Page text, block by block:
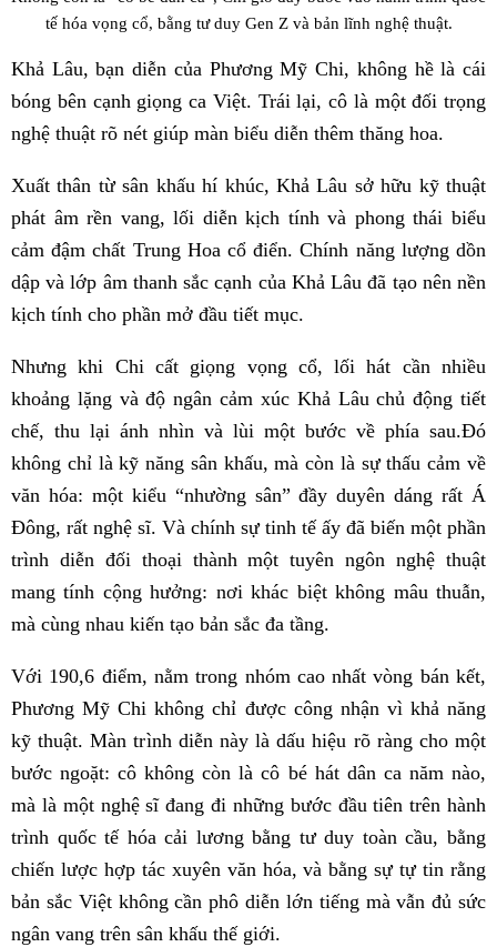
tế hóa vọng cổ, bằng tư duy Gen Z và bản lĩnh nghệ thuật.
Khả Lâu, bạn diễn của Phương Mỹ Chi, không hề là cái
bóng bên cạnh giọng ca Việt. Trái lại, cô là một đối trọng
nghệ thuật rõ nét giúp màn biểu diễn thêm thăng hoa.
Xuất thân từ sân khấu hí khúc, Khả Lâu sở hữu kỹ thuật
phát âm rền vang, lối diễn kịch tính và phong thái biểu
cảm đậm chất Trung Hoa cổ điển. Chính năng lượng dồn
dập và lớp âm thanh sắc cạnh của Khả Lâu đã tạo nên nền
kịch tính cho phần mở đầu tiết mục.
Nhưng khi Chi cất giọng vọng cổ, lối hát cần nhiều
khoảng lặng và độ ngân cảm xúc Khả Lâu chủ động tiết
chế, thu lại ánh nhìn và lùi một bước về phía sau.Đó
không chỉ là kỹ năng sân khấu, mà còn là sự thấu cảm về
văn hóa: một kiểu “nhường sân” đầy duyên dáng rất Á
Đông, rất nghệ sĩ. Và chính sự tinh tế ấy đã biến một phần
trình diễn đối thoại thành một tuyên ngôn nghệ thuật
mang tính cộng hưởng: nơi khác biệt không mâu thuẫn,
mà cùng nhau kiến tạo bản sắc đa tầng.
Với 190,6 điểm, nằm trong nhóm cao nhất vòng bán kết,
Phương Mỹ Chi không chỉ được công nhận vì khả năng
kỹ thuật. Màn trình diễn này là dấu hiệu rõ ràng cho một
bước ngoặt: cô không còn là cô bé hát dân ca năm nào,
mà là một nghệ sĩ đang đi những bước đầu tiên trên hành
trình quốc tế hóa cải lương bằng tư duy toàn cầu, bằng
chiến lược hợp tác xuyên văn hóa, và bằng sự tự tin rằng
bản sắc Việt không cần phô diễn lớn tiếng mà vẫn đủ sức
ngân vang trên sân khấu thế giới.